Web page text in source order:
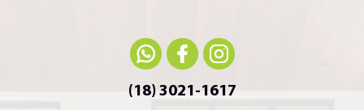
(18) 3021-1617